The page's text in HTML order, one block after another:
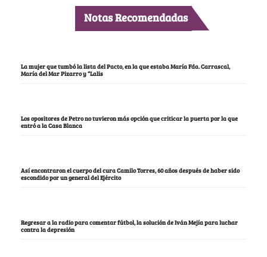
Notas Recomendadas
La mujer que tumbó la lista del Pacto, en la que estaba María Fda. Carrascal,
María del Mar Pizarro y “Lalis
Los opositores de Petro no tuvieron más opción que criticar la puerta por la que
entró a la Casa Blanca
Así encontraron el cuerpo del cura Camilo Torres, 60 años después de haber sido
escondido por un general del Ejército
Regresar a la radio para comentar fútbol, la solución de Iván Mejía para luchar
contra la depresión